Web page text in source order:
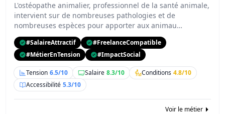
L'ostéopathe animalier, professionnel de la santé animale,
intervient sur de nombreuses pathologies et de
nombreuses espèces pour apporter aux animau…
#SalaireAttractif
#FreelanceCompatible
#MétierEnTension
#ImpactSocial
Tension 6.5/10 Salaire 8.3/10 Conditions 4.8/10
Accessibilité 5.3/10
Voir le métier